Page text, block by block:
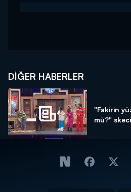
DIĞER HABERLER
"Fakirin
mü?"